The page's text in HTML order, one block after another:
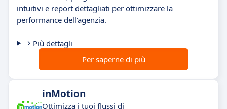
intuitivi e report dettagliati per ottimizzare la
performance dell'agenzia.
Più dettagli
Per saperne di più
inMotion
Ottimizza i tuoi flussi di